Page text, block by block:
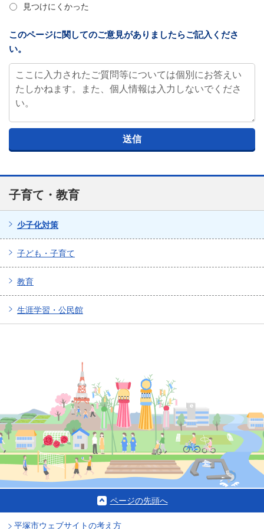
見つけにくかった
このページに関してのご意見がありましたらご記入くださ
い。
子育て・教育
少子化対策
子ども・子育て
教育
生涯学習・公民館
ページの先頭へ
平塚市ウェブサイトの考え方